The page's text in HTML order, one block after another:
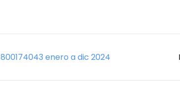
800174043 enero a dic 2024